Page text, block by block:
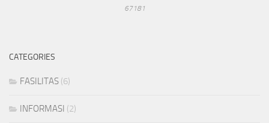
67181
CATEGORIES
FASILITAS (6)
INFORMASI (2)